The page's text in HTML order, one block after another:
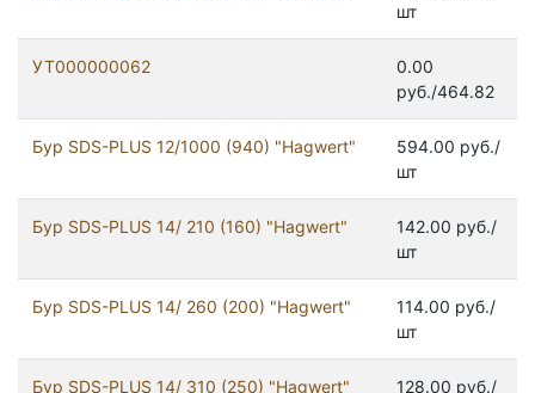
шт
УТ000000062
0.00
руб./464.82
Бур SDS-PLUS 12/1000 (940) "Hagwert"
594.00 руб./
шт
Бур SDS-PLUS 14/ 210 (160) "Hagwert"
142.00 руб./
шт
Бур SDS-PLUS 14/ 260 (200) "Hagwert"
114.00 руб./
шт
Бур SDS-PLUS 14/ 310 (250) "Hagwert" 128.00 руб./